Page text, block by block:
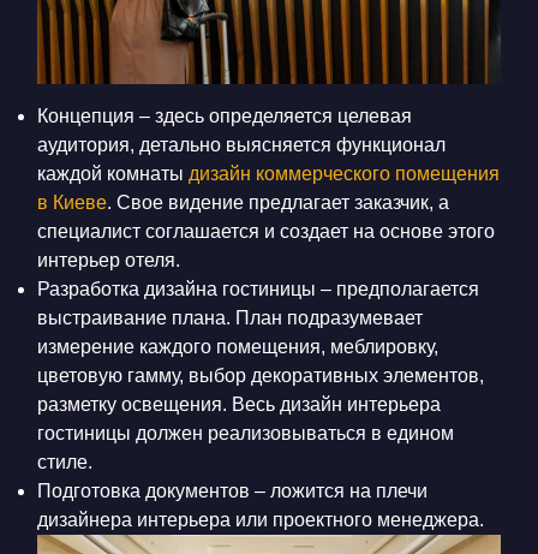
Концепция – здесь определяется целевая
аудитория, детально выясняется функционал
каждой комнаты дизайн коммерческого помещения
в Киеве. Свое видение предлагает заказчик, а
специалист соглашается и создает на основе этого
интерьер отеля.
Разработка дизайна гостиницы – предполагается
выстраивание плана. План подразумевает
измерение каждого помещения, меблировку,
цветовую гамму, выбор декоративных элементов,
разметку освещения. Весь дизайн интерьера
гостиницы должен реализовываться в едином
стиле.
Подготовка документов – ложится на плечи
дизайнера интерьера или проектного менеджера.